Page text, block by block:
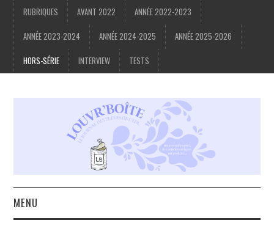
RUBRIQUES AVANT 2022 ANNÉE 2022-2023
ANNÉE 2023-2024 ANNÉE 2024-2025 ANNÉE 2025-2026
HORS-SÉRIE INTERVIEW TESTS
MENU